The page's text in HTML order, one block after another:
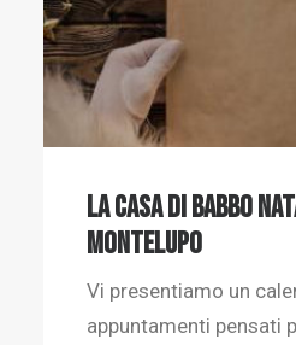
La casa di Babbo
Montelupo
Vi presentiamo un
appuntamenti pensati